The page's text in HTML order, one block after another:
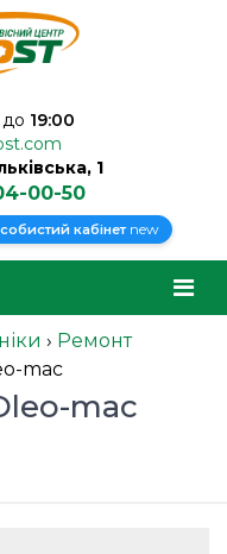
до 19:00
1
00-50
кабінет new
› Ремонт
mac
mac